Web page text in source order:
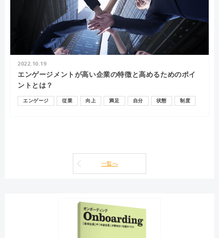
2022.10.19
エンゲージメントが高い企業の特徴と高めるためのポイ
ントとは？
エンゲージ 従業 向上 満足 自分 状態 制度
一覧へ